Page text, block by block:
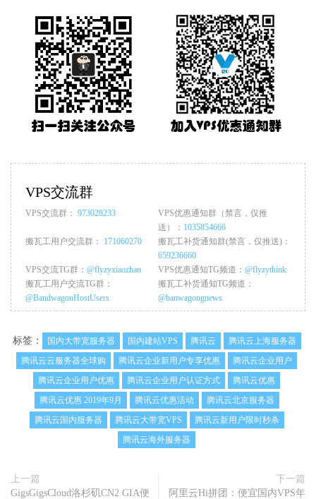
VPS交流群
VPS交流群： 973028233
VPS优惠通知群（禁言，仅推
送）： 1035854666
搬瓦工用户交流群： 171060270
搬瓦工补货通知群(禁言，仅推送)：
659236660
VPS交流TG群： @flyzyxiaozhan VPS优惠通知TG频道： @flyzythink
搬瓦工用户交流TG群：
@BandwagonHostUsers
搬瓦工补货通知TG频道：
@banwagongnews
标签： 国内大带宽服务器 国内建站VPS 腾讯云
腾讯云上海服务器
腾讯云云服务器全球购
腾讯云企业新用户专享优惠
腾讯云企业用户
腾讯云企业用户优惠
腾讯云企业用户认证方式
腾讯云优惠
腾讯云优惠 2019年9月
腾讯云优惠活动
腾讯云北京服务器
腾讯云国内服务器
腾讯云大带宽VPS
腾讯云新用户限时秒杀
腾讯云海外服务器
上一篇
GigsGigsCloud洛杉矶CN2 GIA便
下一篇
阿里云Hi拼团：便宜国内VPS年